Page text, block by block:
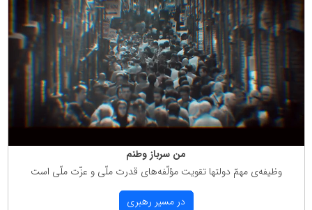
من سرباز وطنم
وظیفه‌ی مهمّ دولتها تقویت مؤلّفه‌های قدرت ملّی و عزّت ملّی است
در مسیر رهبری